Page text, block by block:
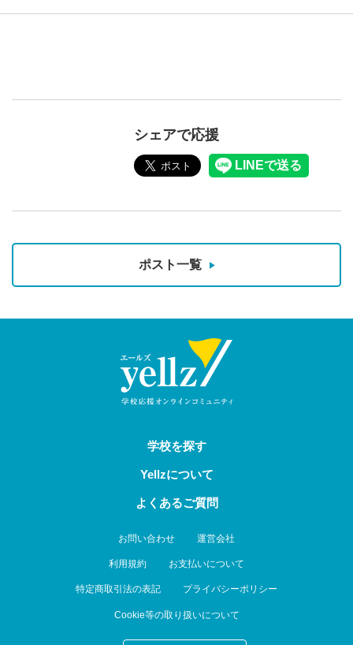
シェアで応援
ポスト一覧
学校を探す
Yellzについて
よくあるご質問
お問い合わせ 運営会社
利用規約 お支払いについて
特定商取引法の表記 プライバシーポリシー
Cookie等の取り扱いについて